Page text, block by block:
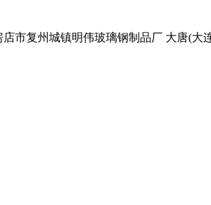
市复州城镇明伟玻璃钢制品厂 大唐(